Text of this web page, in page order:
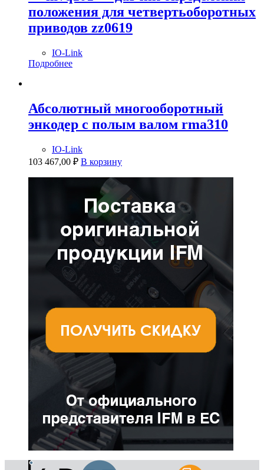
положения для четвертьоборотных
приводов zz0619
IO-Link
Подробнее
Абсолютный многооборотный
энкодер с полым валом rma310
IO-Link
103 467,00 ₽ В корзину